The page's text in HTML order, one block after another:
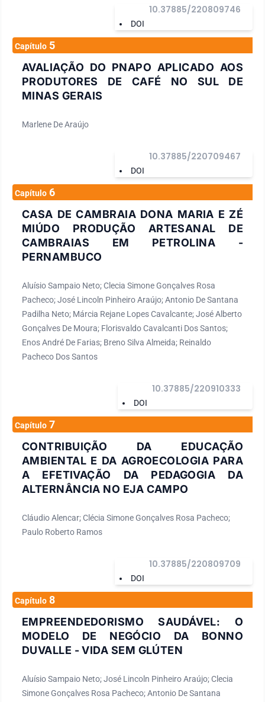
DOI
10.37885/220809746
Capítulo 5
AVALIAÇÃO DO PNAPO APLICADO AOS
PRODUTORES DE CAFÉ NO SUL DE
MINAS GERAIS
Marlene De Araújo
DOI
10.37885/220709467
Capítulo 6
CASA DE CAMBRAIA DONA MARIA E ZÉ
MIÚDO PRODUÇÃO ARTESANAL DE
CAMBRAIAS EM PETROLINA -
PERNAMBUCO
Aluísio Sampaio Neto; Clecia Simone Gonçalves Rosa
Pacheco; José Lincoln Pinheiro Araújo; Antonio De Santana
Padilha Neto; Márcia Rejane Lopes Cavalcante; José Alberto
Gonçalves De Moura; Florisvaldo Cavalcanti Dos Santos;
Enos André De Farias; Breno Silva Almeida; Reinaldo
Pacheco Dos Santos
DOI
10.37885/220910333
Capítulo 7
CONTRIBUIÇÃO DA EDUCAÇÃO
AMBIENTAL E DA AGROECOLOGIA PARA
A EFETIVAÇÃO DA PEDAGOGIA DA
ALTERNÂNCIA NO EJA CAMPO
Cláudio Alencar; Clécia Simone Gonçalves Rosa Pacheco;
Paulo Roberto Ramos
DOI
10.37885/220809709
Capítulo 8
EMPREENDEDORISMO SAUDÁVEL: O
MODELO DE NEGÓCIO DA BONNO
DUVALLE - VIDA SEM GLÚTEN
Aluísio Sampaio Neto; José Lincoln Pinheiro Araújo; Clecia
Simone Gonçalves Rosa Pacheco; Antonio De Santana